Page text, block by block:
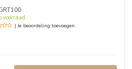
voorraad
| Je beoordeling toevoegen